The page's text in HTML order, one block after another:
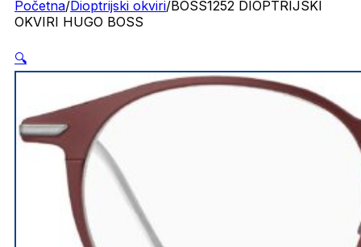
Početna/Dioptrijski okviri/BOSS1252 DIOPTRIJSKI
OKVIRI HUGO BOSS
🔍